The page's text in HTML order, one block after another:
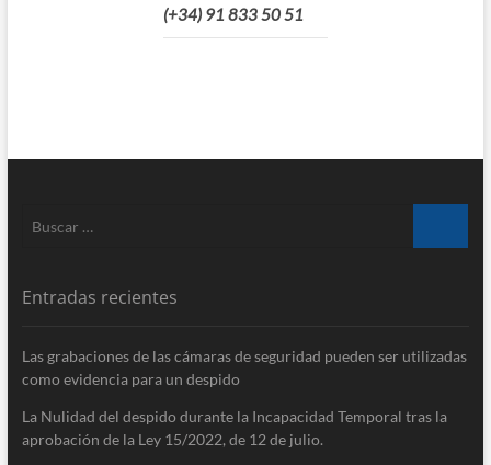
(+34) 91 833 50 51
Entradas recientes
Las grabaciones de las cámaras de seguridad pueden ser utilizadas
como evidencia para un despido
La Nulidad del despido durante la Incapacidad Temporal tras la
aprobación de la Ley 15/​2022, de 12 de julio.